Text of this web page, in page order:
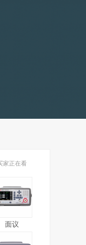
家正在看
面议